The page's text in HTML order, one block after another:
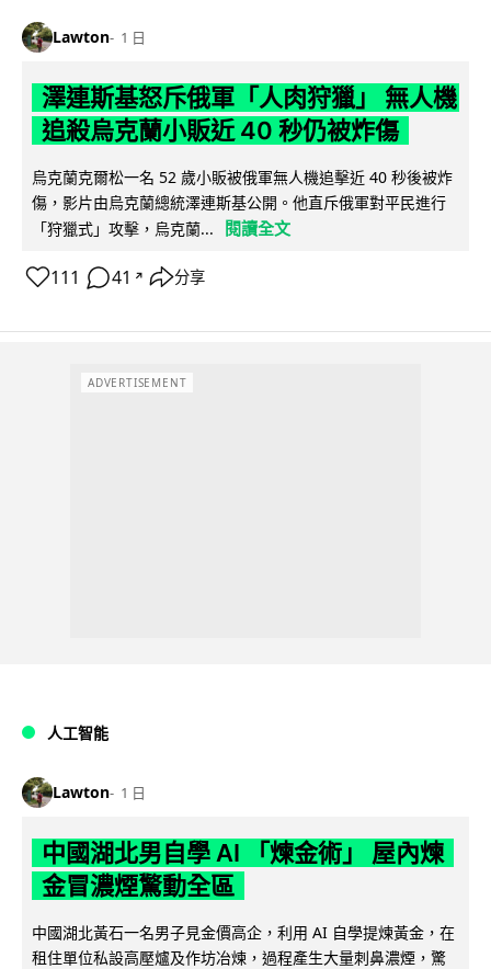
Lawton 1 日
澤連斯基怒斥俄軍「人肉狩獵」 無人機
追殺烏克蘭小販近 40 秒仍被炸傷
烏克蘭克爾松一名 52 歲小販被俄軍無人機追擊近 40 秒後被炸
傷，影片由烏克蘭總統澤連斯基公開。他直斥俄軍對平民進行
「狩獵式」攻擊，烏克蘭...
閱讀全文
111 41 ↗ 分享
ADVERTISEMENT
人工智能
Lawton 1 日
中國湖北男自學 AI 「煉金術」 屋內煉
金冒濃煙驚動全區
中國湖北黃石一名男子見金價高企，利用 AI 自學提煉黃金，在
租住單位私設高壓爐及作坊冶煉，過程產生大量刺鼻濃煙，驚